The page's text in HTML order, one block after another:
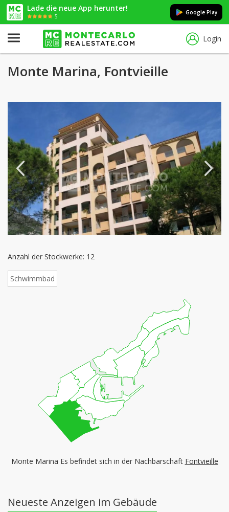
Lade die neue App herunter!
5
Google Play
Login
Monte Marina, Fontvieille
Anzahl der Stockwerke: 12
Schwimmbad
Monte Marina Es befindet sich in der Nachbarschaft Fontvieille
Neueste Anzeigen im Gebäude